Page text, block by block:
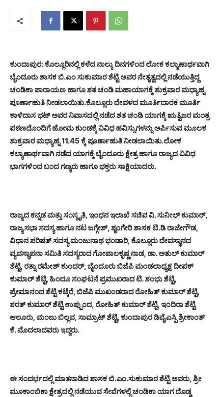
ಕುಂದಾಪುರ: ಕೊಲ್ಲೂರಿನಲ್ಲಿ ಕಳೆದ ನಾಲ್ಕು ದಿನಗಳಿಂದ ಲೋಕ ಕಲ್ಯಾಣಾರ್ಥವಾಗಿ
ಬೈಂದೂರು ಶಾಸಕ ಬಿ.ಎಂ ಸುಕುಮಾರ ಶೆಟ್ಟಿ ಅವರ ನೇತೃತ್ವದಲ್ಲಿ ನಡೆಯುತ್ತಿದ್ದ
ಚಂಡಿಕಾ ಪಾರಾಯಣ ಹಾಗೂ ಶತ ಚಂಡಿ ಮಹಾಯಾಗಕ್ಕೆ ಶುಕ್ರವಾರ ಮಧ್ಯಾಹ್ನ
ಪೂರ್ಣಾಹುತಿ ನೀಡಲಾಯಿತು.ಕೊಲ್ಲೂರು ದೇವಳದ ಮೂರ್ತಿದಾರಕ ಮೂರ್ತಿ
ಕಾಳಿದಾಸ ಭಟ್ ಅವರ ನಿವಾಸದಲ್ಲಿ ನಡೆದ ಶತ ಚಂಡಿ ಯಾಗಕ್ಕೆ ಋತ್ವಿಜರ ಮಂತ್ರ
ಪಠಣದೊಂದಿಗೆ ಹೋಮ ಕುಂಡಕ್ಕೆ ವಿವಿಧ ಹವಿಸ್ಸುಗಳನ್ನು ಅರ್ಪಿಸುವ ಮೂಲಕ
ಶುಕ್ರವಾರ ಮಧ್ಯಾಹ್ನ 11.45 ಕ್ಕೆ ಪೂರ್ಣಾಹುತಿ ನೀಡಲಾಯಿತು.ಲೋಕ
ಕಲ್ಯಾಣಾರ್ಥವಾಗಿ ನಡೆದ ಯಾಗಕ್ಕೆ ಬೈಂದೂರು ಕ್ಷೇತ್ರ ಹಾಗೂ ರಾಜ್ಯದ ವಿವಿಧ
ಭಾಗಗಳಿಂದ ಬಂದ ಗಣ್ಯರು ಹಾಗೂ ಭಕ್ತರು ಸಾಕ್ಷಿಯಾದರು.
ರಾಜ್ಯದ ಕನ್ನಡ ಮತ್ತು ಸಂಸ್ಕೃತಿ, ಇಂಧನ ಇಲಾಖೆ ಸಚಿವ ವಿ. ಸುನೀಲ್ ಕುಮಾರ್,
ರಾಜ್ಯಸಭಾ ಸದಸ್ಯ ಹಾಗೂ ನಟ ಜಗ್ಗೇಶ್, ಶೃಂಗೇರಿ ಶಾಸಕ ಟಿ.ಡಿ ರಾಜೇಗೌಡ,
ವಿಧಾನ ಪರಿಷತ್ ಸದಸ್ಯ ಮಂಜುನಾಥ ಭಂಡಾರಿ, ಕೊಲ್ಲೂರು ದೇವಸ್ಥಾನದ
ವ್ಯವಸ್ಥಾಪನಾ ಸಮಿತಿ ಸದಸ್ಯರಾದ ಗೋಪಾಲಕೃಷ್ಣ ನಾಡ, ಡಾ. ಅತುಲ್ ಕುಮಾರ್
ಶೆಟ್ಟಿ, ರತ್ನಾ ರಮೇಶ್ ಕುಂದರ್, ಬೈಂದೂರು ಬಿಜೆಪಿ ಮಂಡಲಾಧ್ಯಕ್ಷ ದೀಪಕ್
ಕುಮಾರ್ ಶೆಟ್ಟಿ, ಹಿಂದೂ ಸಂಘಟನೆ ಪ್ರಮುಖರಾದ ಟಿ. ಶಂಭು ಶೆಟ್ಟಿ,
ಪ್ರೇಮಾನಂದ ಶೆಟ್ಟಿ ಕಟ್ಕೆರೆ, ಬಿಜೆಪಿ ಮುಖಂಡರಾದ ರೋಹಿತ್ ಕುಮಾರ್ ಶೆಟ್ಟಿ,
ಶರತ್ ಕುಮಾರ್ ಶೆಟ್ಟಿ ಉಪ್ಪುಂದ, ರೋಹಿತ್ ಕುಮಾರ್ ಶೆಟ್ಟಿ, ಇಂದಿರಾ ಶೆಟ್ಟಿ
ಆಲೂರು, ಮಂಜು ಬಿಲ್ಲವ, ಸಾಮ್ರಾಟ್ ಶೆಟ್ಟಿ, ಕುಂದಾಪುರ ಡಿವೈಎಸ್ಪಿ ಶ್ರೀಕಾಂತ್
ಕೆ. ಮೊದಲಾದವರು ಇದ್ದರು.
ಈ ಸಂದರ್ಭದಲ್ಲಿ ಮಾತನಾಡಿದ ಶಾಸಕ ಬಿ.ಎಂ.ಸುಕುಮಾರ ಶೆಟ್ಟಿ ಅವರು, ಶ್ರೀ
ಮೂಕಾಂಬಿಕಾ ಕ್ಷೇತ್ರದಲ್ಲಿ ನಡೆಯುವ ಸೇವೆಗಳಲ್ಲಿ ಚಂಡಿಕಾ ಯಾಗ ದೊಡ್ಡ